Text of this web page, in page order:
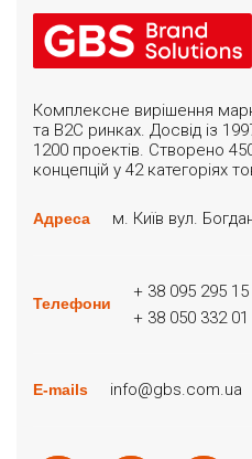
Комплексне вирішення
та B2C ринках. Досвід із
1200 проектів. Створено
концепцій у 42 категоріях
Адреса м. Київ вул.
Телефони
+ 38 095 295
+ 38 050 332
E-mails info@gbs.com.ua